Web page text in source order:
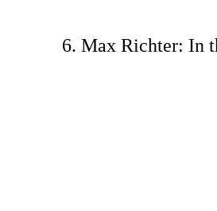
6. Max Richter: In